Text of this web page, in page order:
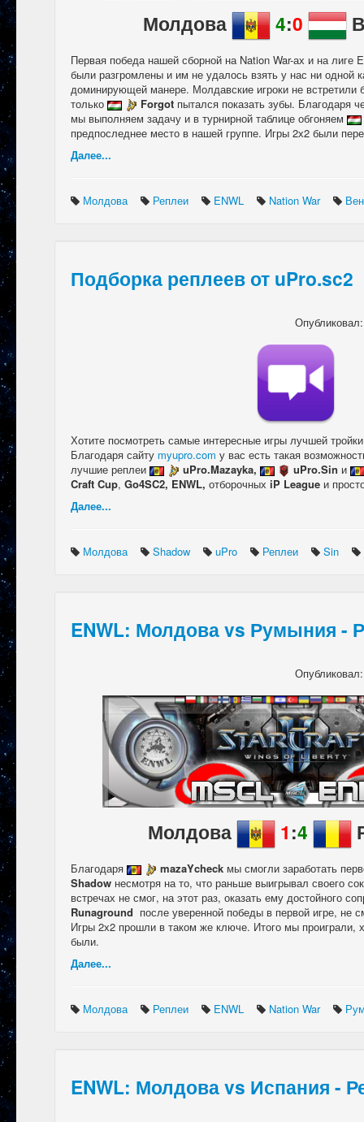
Молдова 4:0
Первая победа нашей сборной на Nation War-ах и на лиге
были разгромлены и им не удалось взять у нас ни одной
доминирующей манере. Молдавские игроки не встретили
только
Forgot пытался показать зубы. Благодаря
мы выполняем задачу и в турнирной таблице обгоняем
предпоследнее место в нашей группе. Игры 2х2 были
Далее...
Молдова Реплеи ENWL Nation War
Подборка реплеев от uPro.sc2
Хотите посмотреть самые интересные игры лучшей
Благодаря сайту myupro.com у вас есть такая
лучшие реплеи
uPro.Mazayka, uPro.Sin и
Craft Cup, Go4SC2, ENWL, отборочных iP League и
Далее...
Молдова Shadow uPro Реплеи Sin
ENWL: Молдова vs Румыния -
Молдова 1:4
Благодаря mazaYcheck мы смогли заработать
Shadow несмотря на то, что раньше выигрывал своего
встречах не смог, на этот раз, оказать ему достойного
Runaground после уверенной победы в первой игре, не
Игры 2х2 прошли в таком же ключе. Итого мы проиграли,
были.
Далее...
Молдова Реплеи ENWL Nation War
ENWL: Молдова vs Испания -